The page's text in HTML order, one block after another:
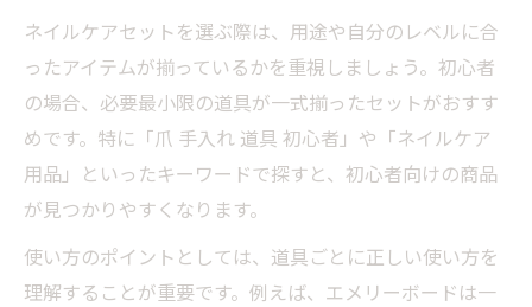
ネイルケアセットを選ぶ際は、用途や自分のレベルに合
ったアイテムが揃っているかを重視しましょう。初心者
の場合、必要最小限の道具が一式揃ったセットがおすす
めです。特に「爪 手入れ 道具 初心者」や「ネイルケア
用品」といったキーワードで探すと、初心者向けの商品
が見つかりやすくなります。
使い方のポイントとしては、道具ごとに正しい使い方を
理解することが重要です。例えば、エメリーボードは一